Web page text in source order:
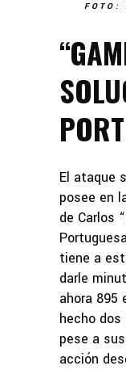
FOTO:
El ataque
posee en
de Carlos
tiene a
darle
ahora 895
hecho
pese a
acción